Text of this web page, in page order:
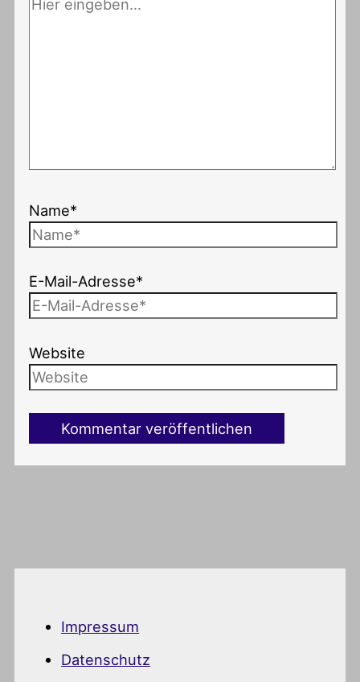
Name*
E-Mail-Adresse*
Website
Impressum
Datenschutz